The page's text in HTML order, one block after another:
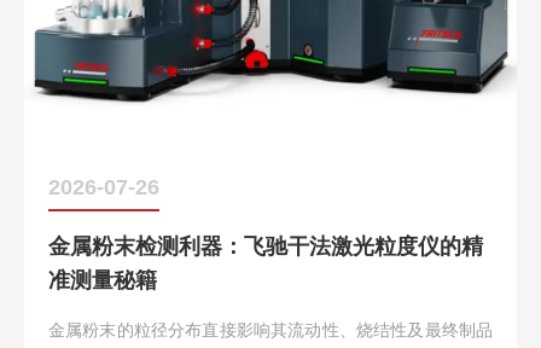
2026-07-26
金属粉末检测利器：飞驰干法激光粒度仪的精
准测量秘籍
金属粉末的粒径分布直接影响其流动性、烧结性及最终制品